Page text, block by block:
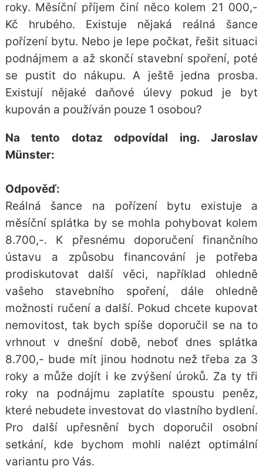
roky. Měsíční příjem činí něco kolem 21 000,-
Kč hrubého. Existuje nějaká reálná šance
pořízení bytu. Nebo je lepe počkat, řešit situaci
podnájmem a až skončí stavební spoření, poté
se pustit do nákupu. A ještě jedna prosba.
Existují nějaké daňové úlevy pokud je byt
kupován a používán pouze 1 osobou?
Na tento dotaz odpovídal ing. Jaroslav
Münster:
Odpověď:
Reálná šance na pořízení bytu existuje a
měsíční splátka by se mohla pohybovat kolem
8.700,-. K přesnému doporučení finančního
ústavu a způsobu financování je potřeba
prodiskutovat další věci, například ohledně
vašeho stavebního spoření, dále ohledně
možnosti ručení a další. Pokud chcete kupovat
nemovitost, tak bych spíše doporučil se na to
vrhnout v dnešní době, neboť dnes splátka
8.700,- bude mít jinou hodnotu než třeba za 3
roky a může dojít i ke zvýšení úroků. Za ty tři
roky na podnájmu zaplatíte spoustu peněz,
které nebudete investovat do vlastního bydlení.
Pro další upřesnění bych doporučil osobní
setkání, kde bychom mohli nalézt optimální
variantu pro Vás.